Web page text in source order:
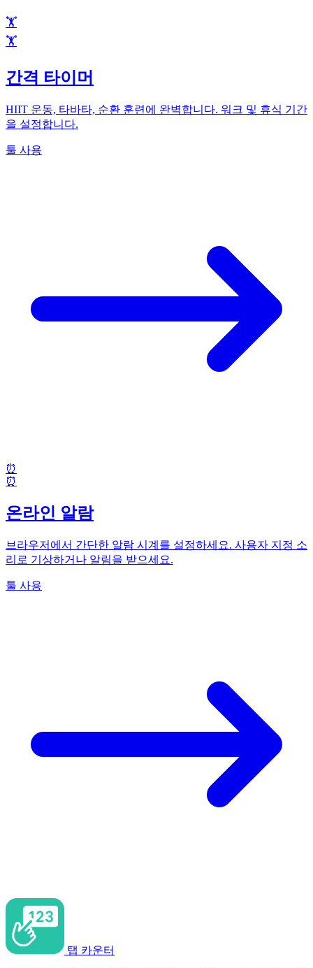
🏋️
🏋️
간격 타이머
HIIT 운동, 타바타, 순환 훈련에 완벽합니다. 워크 및 휴식 기간
을 설정합니다.
툴 사용
⏰
⏰
온라인 알람
브라우저에서 간단한 알람 시계를 설정하세요. 사용자 지정 소
리로 기상하거나 알림을 받으세요.
툴 사용
탭 카운터